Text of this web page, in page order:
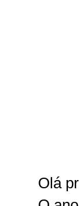
Olá